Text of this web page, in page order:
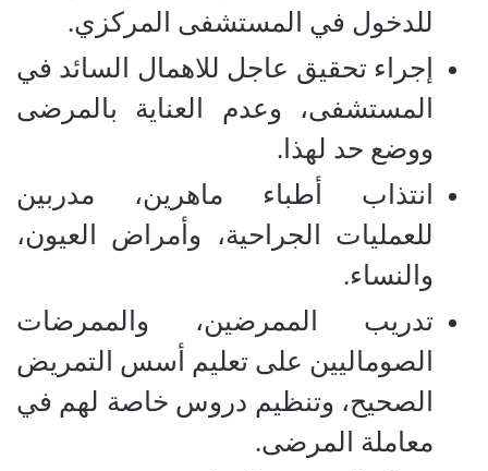
للدخول في المستشفى المركزي.
إجراء تحقيق عاجل للاهمال السائد في
المستشفى، وعدم العناية بالمرضى
ووضع حد لهذا .
انتذاب أطباء ماهرين، مدربين
للعمليات الجراحية، وأمراض العيون،
والنساء.
تدريب الممرضين، والممرضات
الصوماليين على تعليم أسس التمريض
الصحيح، وتنظيم دروس خاصة لهم في
معاملة المرضى.